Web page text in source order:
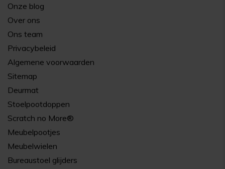
Onze blog
Over ons
Ons team
Privacybeleid
Algemene voorwaarden
Sitemap
Deurmat
Stoelpootdoppen
Scratch no More®
Meubelpootjes
Meubelwielen
Bureaustoel glijders